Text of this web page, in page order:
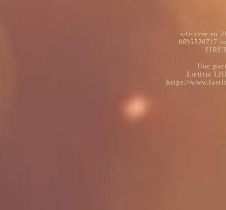
site crée en
0695226717
Une
Lætitia
https://